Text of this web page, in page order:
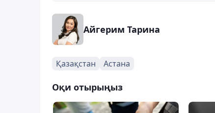
Айгерим Тарина
Қазақстан Астана
Оқи отырыңыз